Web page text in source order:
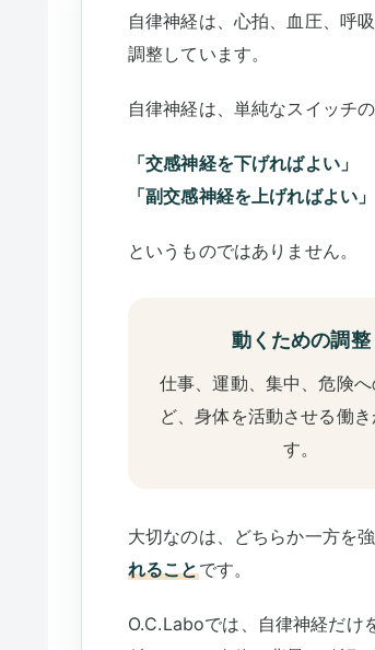
自律神経は、心拍、血圧、呼
調整しています。
自律神経は、単純なスイッチの
「交感神経を下げればよい」
「副交感神経を上げればよい」
というものではありません。
動くための調整
仕事、運動、集中、危険
ど、身体を活動させる働
す。
大切なのは、どちらか一方を
れることです。
O.C.Laboでは、自律神経だけ